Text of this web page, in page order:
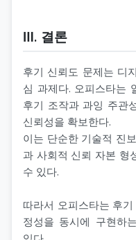
Ⅲ. 결론
후기 신뢰도 문제는 디
심 과제다. 오피스타는
후기 조작과 과잉 주관
신뢰성을 확보한다.
이는 단순한 기술적 진
과 사회적 신뢰 자본 형
수 있다.
따라서 오피스타는 후
정성을 동시에 구현하